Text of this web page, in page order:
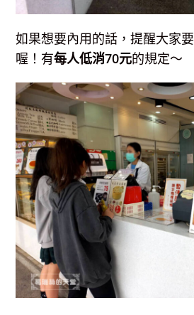
如果想要內用的話，提醒大家要
喔！有每人低消70元的規定～